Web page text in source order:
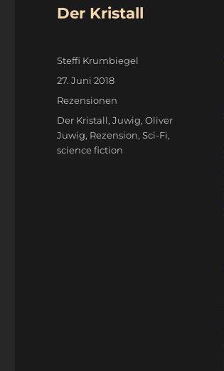
Der Kristall
Autor
Steffi Krumbiegel
Veröffentlicht
27. Juni 2018
Kategorien
Rezensionen
Schlagwörter
Der Kristall,Juwig,Oliver
Juwig, Rezension,Sci-Fi,
science fiction